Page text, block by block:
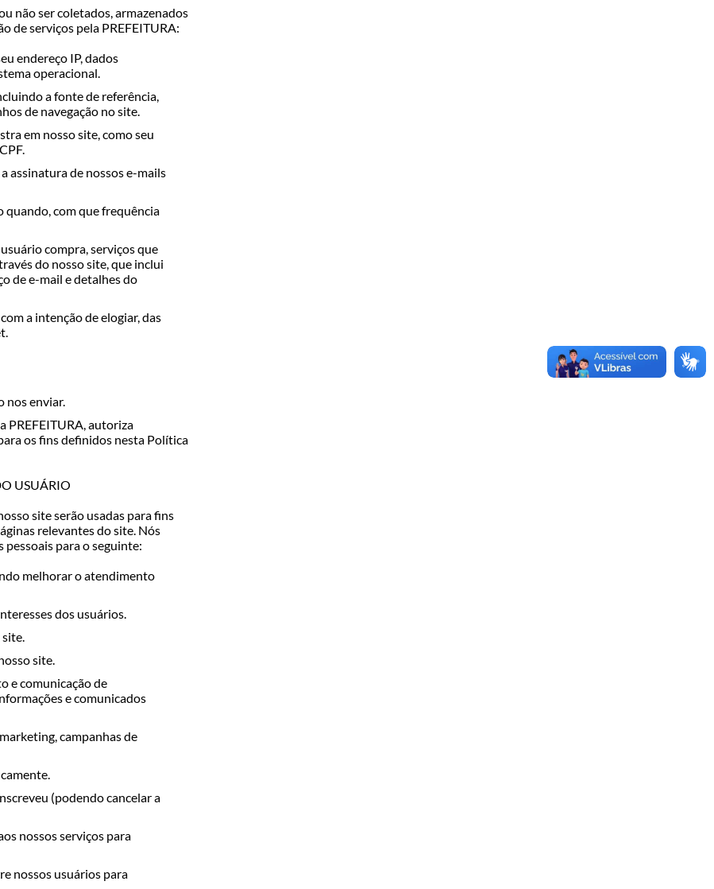
não ser coletados, armazenados
de serviços pela PREFEITURA:
endereço IP, dados
operacional.
a fonte de referência,
de navegação no site.
em nosso site, como seu
assinatura de nossos e-mails
quando, com que frequência
compra, serviços que
do nosso site, que inclui
de e-mail e detalhes do
a intenção de elogiar, das
nos enviar.
PREFEITURA, autoriza
os fins definidos nesta Política
USUÁRIO
site serão usadas para fins
relevantes do site. Nós
para o seguinte:
melhorar o atendimento
dos usuários.
site.
e comunicação de
e comunicados
campanhas de
(podendo cancelar a
nossos serviços para
nossos usuários para